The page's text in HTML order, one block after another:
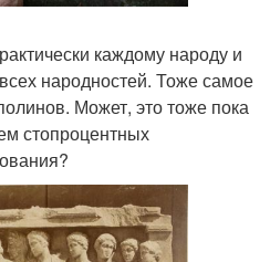
каждому народу и
народностей. Тоже самое
Может, это тоже пока
стопроцентных